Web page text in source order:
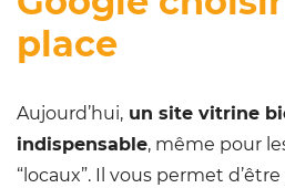
place
Aujourd’hui, un site vitrine
indispensable, même pour
“locaux”. Il vous permet